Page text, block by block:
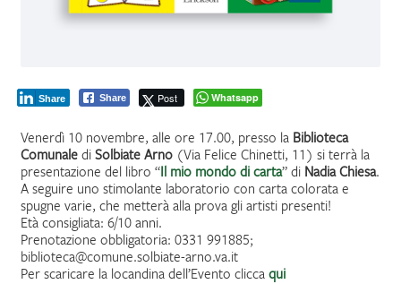
Share Post
Share Whatsapp
Venerdì 10 novembre, alle ore 17.00, presso la Biblioteca
Comunale di Solbiate Arno(Via Felice Chinetti, 11) si terrà la
presentazione del libro “Il mio mondo di carta” di Nadia Chiesa.
A seguire uno stimolante laboratorio con carta colorata e
spugne varie, che metterà alla prova gli artisti presenti!
Età consigliata: 6/10 anni.
Prenotazione obbligatoria: 0331 991885;
biblioteca@comune.solbiate-arno.va.it
Per scaricare la locandina dell’Evento clicca qui